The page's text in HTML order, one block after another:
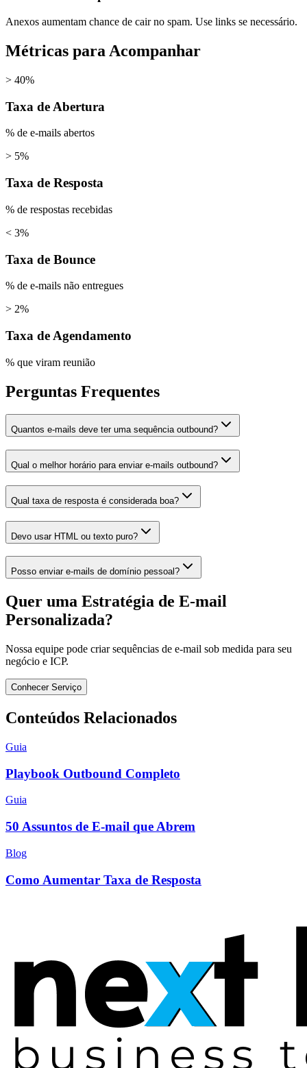
Anexos aumentam chance de cair no spam. Use links se necessário.
Métricas para Acompanhar
> 40%
Taxa de Abertura
% de e-mails abertos
> 5%
Taxa de Resposta
% de respostas recebidas
< 3%
Taxa de Bounce
% de e-mails não entregues
> 2%
Taxa de Agendamento
% que viram reunião
Perguntas Frequentes
Quantos e-mails deve ter uma sequência outbound?
Qual o melhor horário para enviar e-mails outbound?
Qual taxa de resposta é considerada boa?
Devo usar HTML ou texto puro?
Posso enviar e-mails de domínio pessoal?
Quer uma Estratégia de E-mail
Personalizada?
Nossa equipe pode criar sequências de e-mail sob medida para seu
negócio e ICP.
Conhecer Serviço
Conteúdos Relacionados
Guia
Playbook Outbound Completo
Guia
50 Assuntos de E-mail que Abrem
Blog
Como Aumentar Taxa de Resposta